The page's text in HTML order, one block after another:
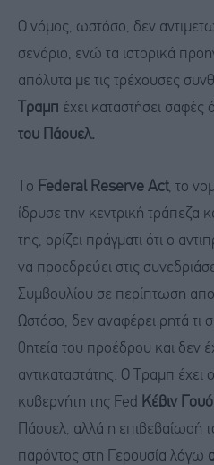
Ο νόμος, ωστόσο, δεν
σενάριο, ενώ τα ιστορικά
απόλυτα με τις τρέχουσες
Τραμπ έχει καταστήσει σαφές
του
Πάουελ.
To Federal Reserve Act, το
ίδρυσε την κεντρική τράπεζα
της, ορίζει πράγματι ότι ο
να προεδρεύει στις
Συμβουλίου σε περίπτωση
Ωστόσο, δεν αναφέρει ρητά τι
θητεία του προέδρου και δεν
αντικαταστάτης. Ο Τραμπ έχει
κυβερνήτη της Fed Κέβιν
Πάουελ, αλλά η επιβεβαίωσή
παρόντος στη Γερουσία λόγω